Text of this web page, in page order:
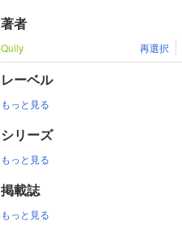
著者
Quily 再選択
レーベル
もっと見る
シリーズ
もっと見る
掲載誌
もっと見る